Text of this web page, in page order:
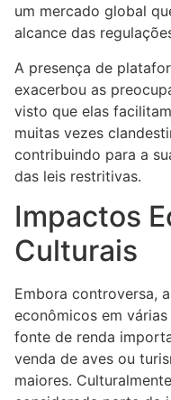
um mercado global
alcance das
A presença de
exacerbou as
visto que elas
muitas vezes
contribuindo para a
das leis restritivas.
Impactos
Culturais
Embora controversa,
econômicos em
fonte de renda
venda de aves ou
maiores.